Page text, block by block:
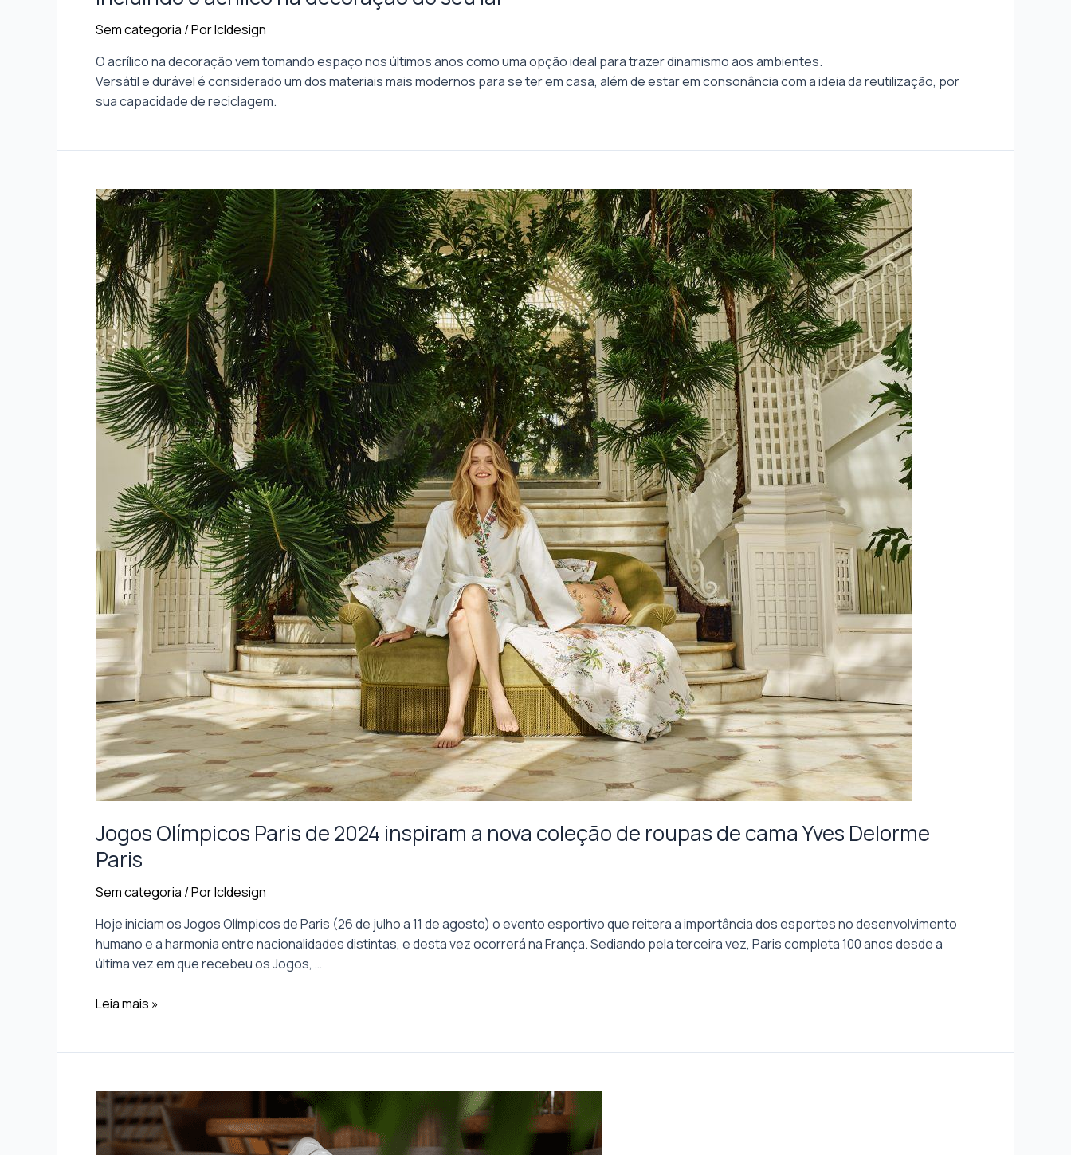
Sem categoria / Porlcldesign
O acrílico na decoração vem tomando espaço nos últimos anos como uma opção ideal para trazer dinamismo aos ambientes.
Versátil e durável é considerado um dos materiais mais modernos para se ter em casa, além de estar em consonância com a ideia da reutilização, por
sua capacidade de reciclagem.
Jogos Olímpicos Paris de 2024 inspiram a nova coleção de roupas de cama Yves Delorme
Paris
Sem categoria / Porlcldesign
Hoje iniciam os Jogos Olímpicos de Paris (26 de julho a 11 de agosto) o evento esportivo que reitera a importância dos esportes no desenvolvimento
humano e a harmonia entre nacionalidades distintas, e desta vez ocorrerá na França. Sediando pela terceira vez, Paris completa 100 anos desde a
última vez em que recebeu os Jogos, …
Leia mais »